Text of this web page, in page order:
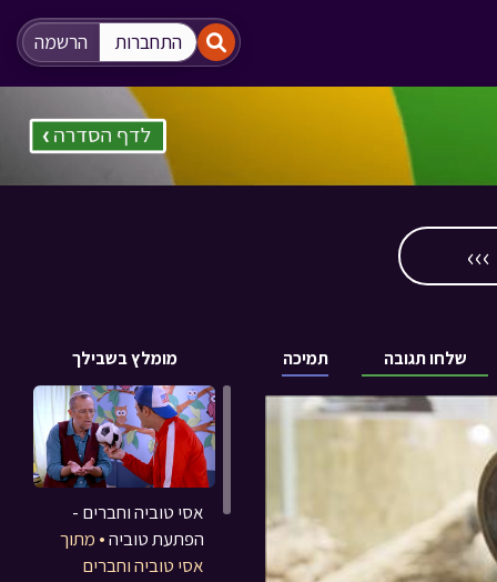
התחברות הרשמה
מומלץ בשבילך תמיכה שלחו תגובה
אסי טוביה וחברים -
הפתעת טוביה• מתוך
אסי טוביה וחברים